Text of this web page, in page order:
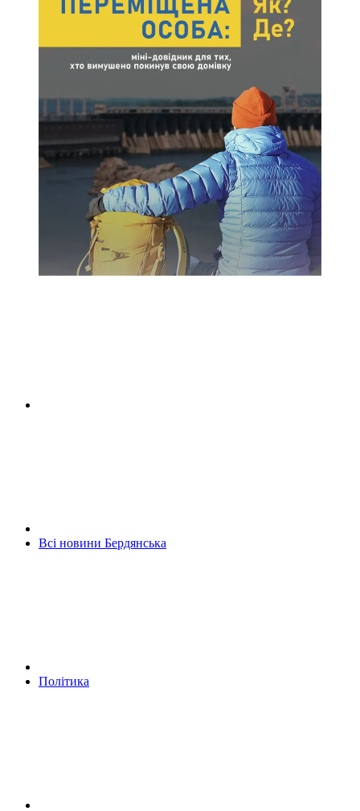
Всі новини Бердянська
Політика